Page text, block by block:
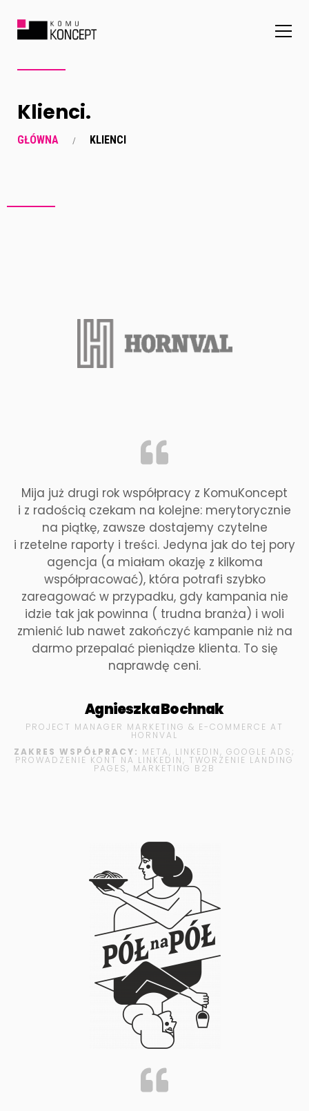
Klienci.
GŁÓWNA KLIENCI
Mija już drugi rok współpracy z KomuKoncept
i z radością czekam na kolejne: merytorycznie
na piątkę, zawsze dostajemy czytelne
i rzetelne raporty i treści. Jedyna jak do tej pory
agencja (a miałam okazję z kilkoma
współpracować), która potrafi szybko
zareagować w przypadku, gdy kampania nie
idzie tak jak powinna ( trudna branża) i woli
zmienić lub nawet zakończyć kampanie niż na
darmo przepalać pieniądze klienta. To się
naprawdę ceni.
Agnieszka Bochnak
PROJECT MANAGER MARKETING & E-COMMERCE AT
HORNVAL
ZAKRES WSPÓŁPRACY: META, LINKEDIN, GOOGLE ADS;
PROWADZENIE KONT NA LINKEDIN, TWORZENIE LANDING
PAGES, MARKETING B2B